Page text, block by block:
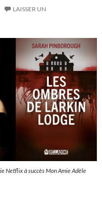
LAISSER UN
Netflix à succès Mon Amie Adèle